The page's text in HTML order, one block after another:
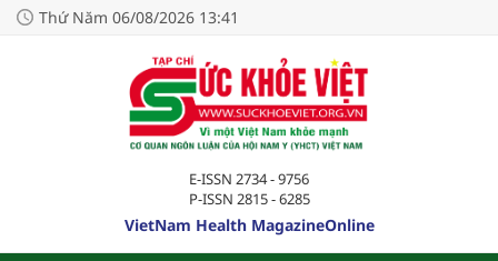
Thứ Năm 06/08/2026 13:41
E-ISSN 2734 - 9756
P-ISSN 2815 - 6285
VietNam Health MagazineOnline